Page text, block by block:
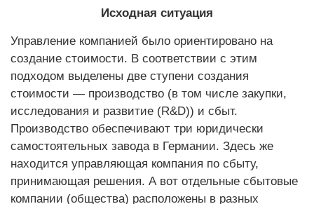
Исходная ситуация
Управление компанией было ориентировано на
создание стоимости. В соответствии с этим
подходом выделены две ступени создания
стоимости — производство (в том числе закупки,
исследования и развитие (R&D)) и сбыт.
Производство обеспечивают три юридически
самостоятельных завода в Германии. Здесь же
находится управляющая компания по сбыту,
принимающая решения. А вот отдельные сбытовые
компании (общества) расположены в разных